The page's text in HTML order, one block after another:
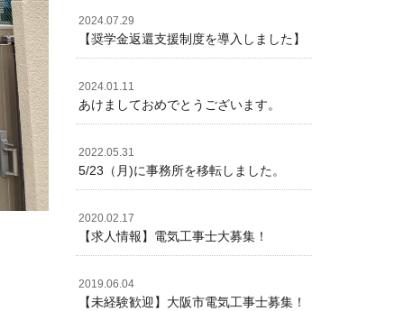
2024.07.29
【奨学金返還支援制度を導入しました】
2024.01.11
あけましておめでとうございます。
2022.05.31
5/23（月)に事務所を移転しました。
2020.02.17
【求人情報】電気工事士大募集！
2019.06.04
【未経験歓迎】大阪市電気工事士募集！